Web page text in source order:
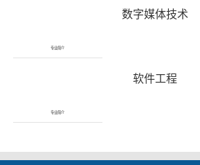
数字媒体技术
专业简介
软件工程
专业简介